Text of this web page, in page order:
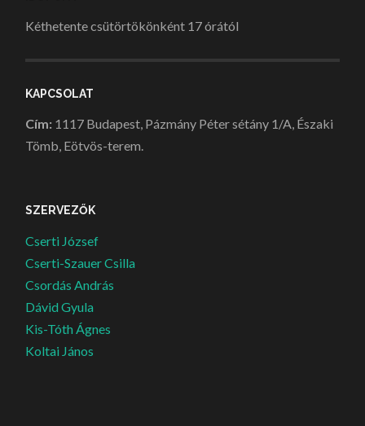
Kéthetente csütörtökönként 17 órától
KAPCSOLAT
Cím: 1117 Budapest, Pázmány Péter sétány 1/A, Északi
Tömb, Eötvös-terem.
SZERVEZŐK
Cserti József
Cserti-Szauer Csilla
Csordás András
Dávid Gyula
Kis-Tóth Ágnes
Koltai János